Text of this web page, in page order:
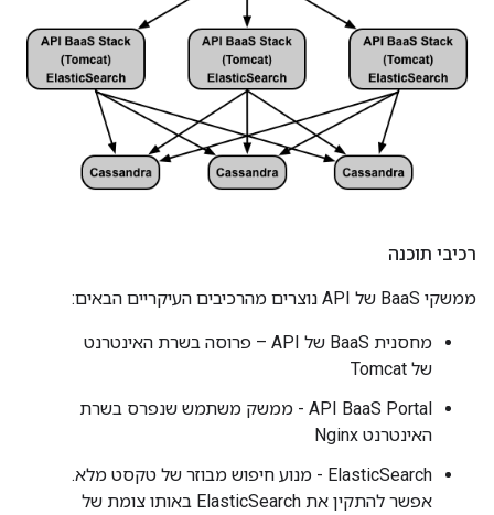
רכיבי תוכנה
ממשקי BaaS של API נוצרים מהרכיבים העיקריים הבאים:
מחסנית BaaS של API – פרוסה בשרת האינטרנט
של Tomcat
API BaaS Portal - ממשק משתמש שנפרס בשרת
האינטרנט Nginx
ElasticSearch - מנוע חיפוש מבוזר של טקסט מלא.
אפשר להתקין את ElasticSearch באותו צומת של